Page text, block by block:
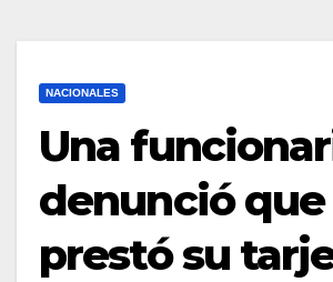
NACIONALES
Una
denunció que
prestó su